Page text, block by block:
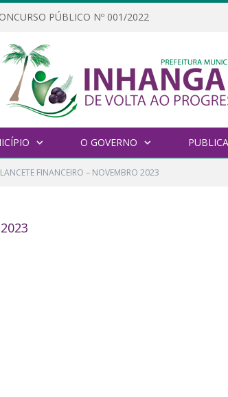
PÚBLICO Nº 001/2022
O GOVERNO
FINANCEIRO – NOVEMBRO 2023